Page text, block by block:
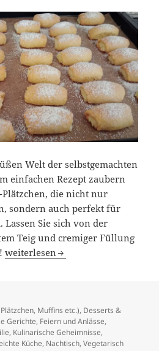
Welt der selbstgemachten
einfachen Rezept zaubern
Plätzchen, die nicht nur
sondern auch perfekt für
Lassen Sie sich von der
Teig und cremiger Füllung
Himmlische Rafaello-Plätzchen –
weiterlesen
Muffins etc.), Desserts &
Gerichte, Feiern und Anlässe,
, Kulinarische Geheimnisse,
Küche, Nachtisch,Vegetarisch